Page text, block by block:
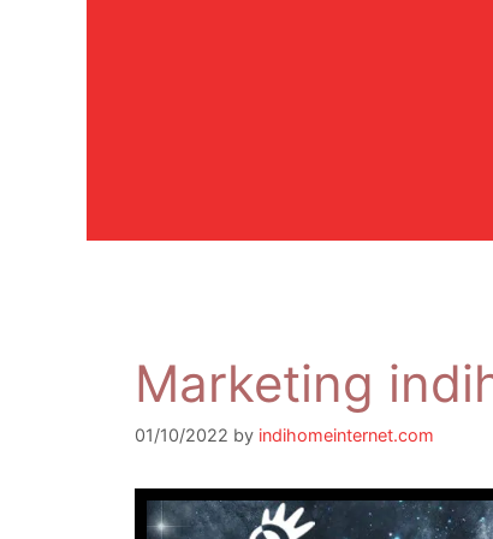
Marketing
01/10/2022 by indihomeinternet.com